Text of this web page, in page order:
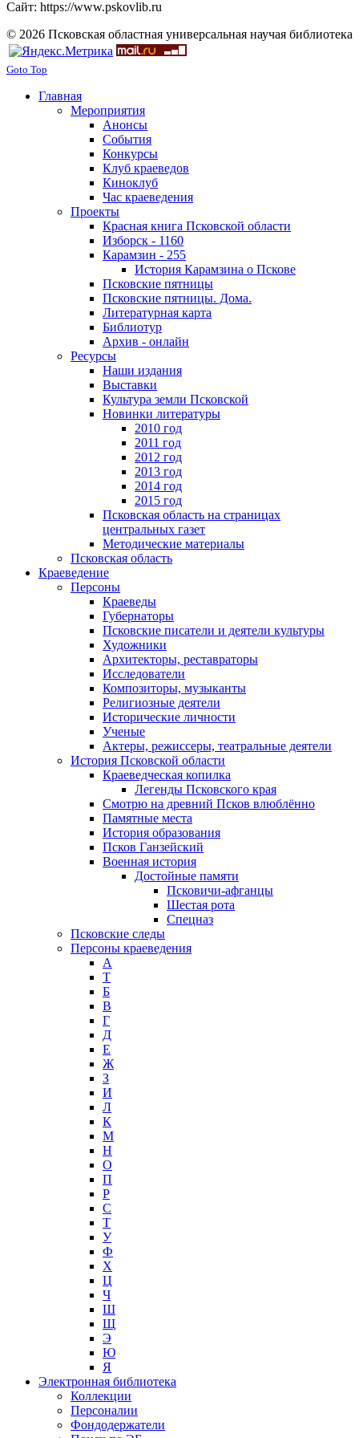
Сайт: https://www.pskovlib.ru
© 2026 Псковская областная универсальная научая библиотека
Goto Top
Главная
Мероприятия
Анонсы
События
Конкурсы
Клуб краеведов
Киноклуб
Час краеведения
Проекты
Красная книга Псковской области
Изборск - 1160
Карамзин - 255
История Карамзина о Пскове
Псковские пятницы
Псковские пятницы. Дома.
Литературная карта
Библиотур
Архив - онлайн
Ресурсы
Наши издания
Выставки
Культура земли Псковской
Новинки литературы
2010 год
2011 год
2012 год
2013 год
2014 год
2015 год
Псковская область на страницах
центральных газет
Методические материалы
Псковская область
Краеведение
Персоны
Краеведы
Губернаторы
Псковские писатели и деятели культуры
Художники
Архитекторы, реставраторы
Исследователи
Композиторы, музыканты
Религиозные деятели
Исторические личности
Ученые
Актеры, режиссеры, театральные деятели
История Псковской области
Краеведческая копилка
Легенды Псковского края
Смотрю на древний Псков влюблённо
Памятные места
История образования
Псков Ганзейский
Военная история
Достойные памяти
Псковичи-афганцы
Шестая рота
Спецназ
Псковские следы
Персоны краеведения
А
T
Б
В
Г
Д
Е
Ж
З
И
Л
К
М
Н
О
П
Р
С
Т
У
Ф
Х
Ц
Ч
Ш
Щ
Э
Ю
Я
Электронная библиотека
Коллекции
Персоналии
Фондодержатели